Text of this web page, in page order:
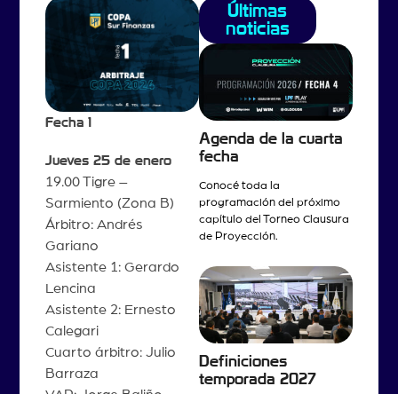
Fecha 1
Jueves 25 de enero
19.00 Tigre –
Sarmiento (Zona B)
Árbitro: Andrés
Gariano
Asistente 1: Gerardo
Lencina
Asistente 2: Ernesto
Calegari
Cuarto árbitro: Julio
Barraza
Últimas
noticias
Agenda de la cuarta
fecha
Conocé toda la
programación del próximo
capítulo del Torneo Clausura
de Proyección.
Definiciones
temporada 2027